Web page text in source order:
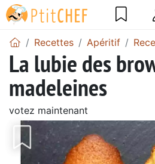
Recettes Apéritif
La lubie des
madeleines
votez maintenant